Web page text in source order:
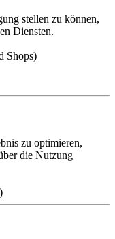
stellen zu können,
Diensten.
Shops)
zu optimieren,
die Nutzung